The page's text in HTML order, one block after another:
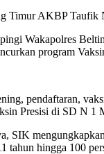
Timur AKBP Taufik
Wakapolres
program
pendaftaran,
Presisi di SD N 1
tahun hingga 100